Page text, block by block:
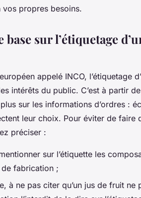
vos propres besoins.
sur l’étiquetage
appelé INCO, l’étiquetage
intérêts du public. C’est à partir
sur les informations d’ordres :
leur choix. Pour éviter de faire
préciser :
sur l’étiquette les
fabrication ;
à ne pas citer qu’un jus de fruit ne